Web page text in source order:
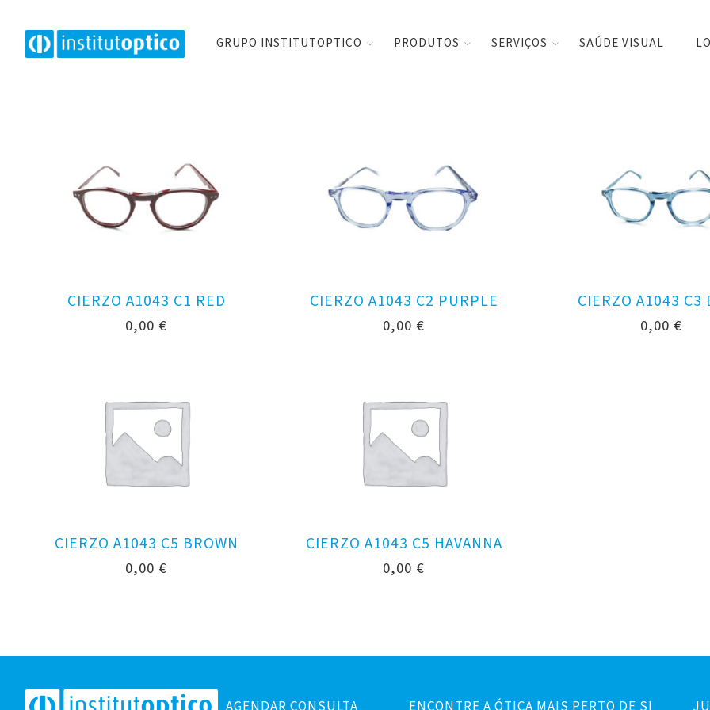
GRUPO INSTITUTOPTICO PRODUTOS SERVIÇOS SAÚDE VISUAL
CIERZO A1043 C1 RED
0,00 €
CIERZO A1043 C2 PURPLE
0,00 €
CIERZO A1043 C3
0,00 €
CIERZO A1043 C5 BROWN
0,00 €
CIERZO A1043 C5 HAVANNA
0,00 €